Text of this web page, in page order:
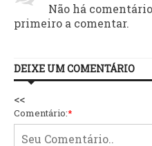
Não há
primeiro a comentar.
DEIXE UM COMENTÁRIO
<<
Comentário:*